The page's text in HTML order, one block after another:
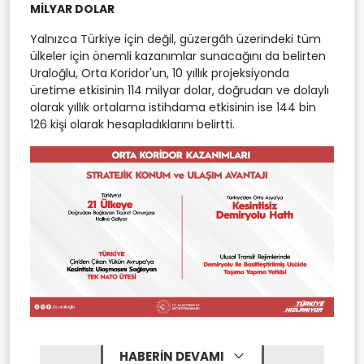
MİLYAR DOLAR
Yalnızca Türkiye için değil, güzergâh üzerindeki tüm
ülkeler için önemli kazanımlar sunacağını da belirten
Uraloğlu, Orta Koridor'un, 10 yıllık projeksiyonda
üretime etkisinin 114 milyar dolar, doğrudan ve dolaylı
olarak yıllık ortalama istihdama etkisinin ise 144 bin
126 kişi olarak hesapladıklarını belirtti.
HABERİN DEVAMI